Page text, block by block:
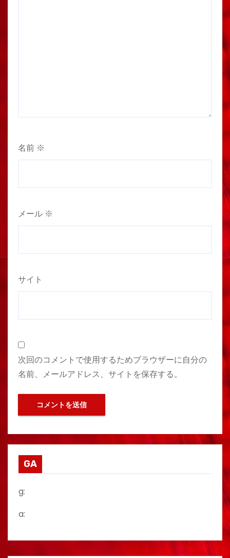
名前 ※
メール ※
サイト
次回のコメントで使用するためブラウザーに自分の
名前、メールアドレス、サイトを保存する。
GA
g:
a: